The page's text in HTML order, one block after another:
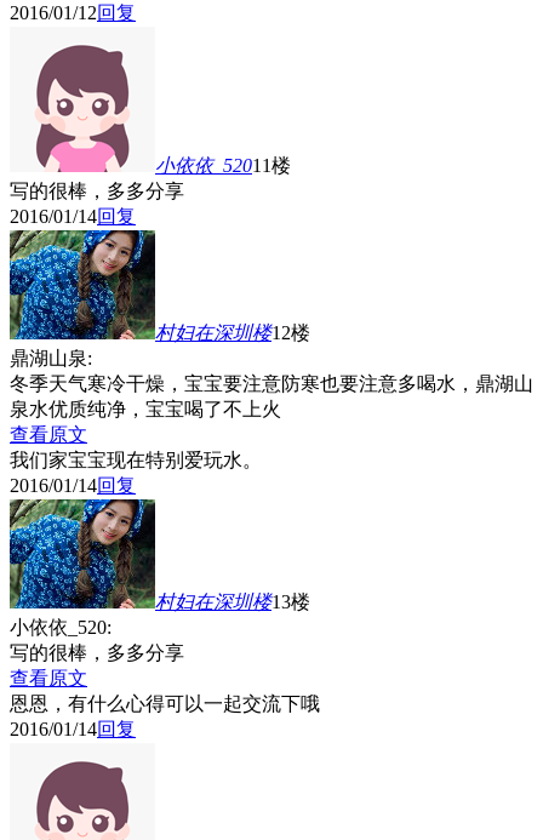
2016/01/12回复
小依依_52011楼
写的很棒，多多分享
2016/01/14回复
村妇在深圳楼12楼
鼎湖山泉:
冬季天气寒冷干燥，宝宝要注意防寒也要注意多喝水，鼎湖山
泉水优质纯净，宝宝喝了不上火
查看原文
我们家宝宝现在特别爱玩水。
2016/01/14回复
村妇在深圳楼13楼
小依依_520:
写的很棒，多多分享
查看原文
恩恩，有什么心得可以一起交流下哦
2016/01/14回复